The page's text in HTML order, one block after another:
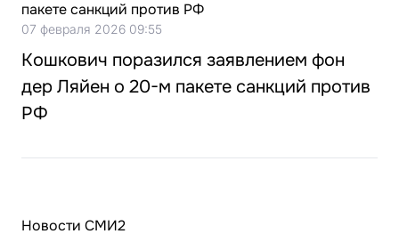
07 февраля 2026 09:55
Кошкович поразился заявлением фон
дер Ляйен о 20-м пакете санкций против
РФ
Новости СМИ2